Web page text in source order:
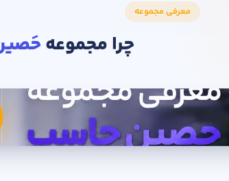
معرفی مجموعه
چرا مجموعه